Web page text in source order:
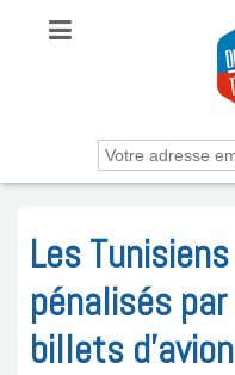
Les
pénalisés
billets d’avion